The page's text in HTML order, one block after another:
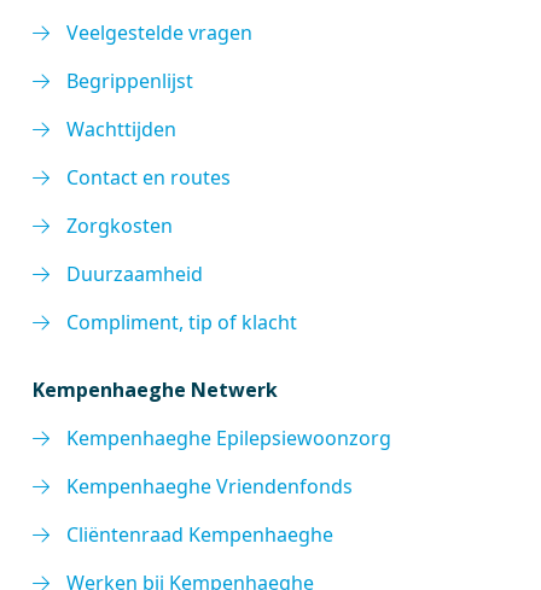
Veelgestelde vragen
Begrippenlijst
Wachttijden
Contact en routes
Zorgkosten
Duurzaamheid
Compliment, tip of klacht
Kempenhaeghe Netwerk
Kempenhaeghe Epilepsiewoonzorg
Kempenhaeghe Vriendenfonds
Cliëntenraad Kempenhaeghe
Werken bij Kempenhaeghe